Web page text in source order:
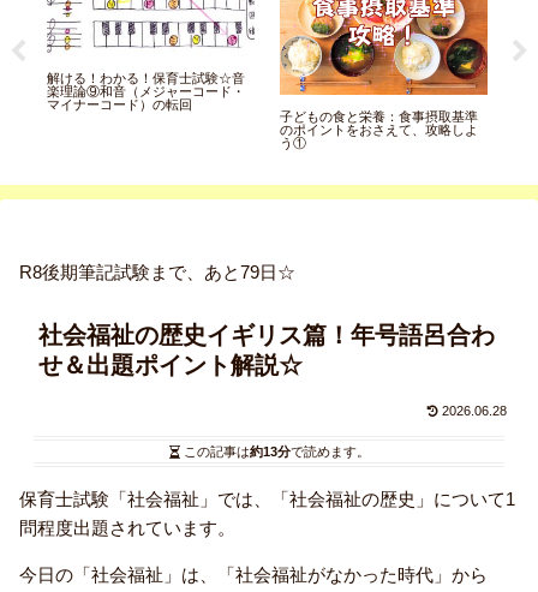
解ける！わかる！保育士試験☆音
楽理論⑨和音（メジャーコード・
マイナーコード）の転回
子どもの食と栄養：食事摂取基準
のポイントをおさえて、攻略しよ
う①
R8後期筆記試験まで、あと79日☆
社会福祉の歴史イギリス篇！年号語呂合わ
せ＆出題ポイント解説☆
2026.06.28
この記事は約13分で読めます。
保育士試験「社会福祉」では、「社会福祉の歴史」について1
問程度出題されています。
今日の「社会福祉」は、「社会福祉がなかった時代」から